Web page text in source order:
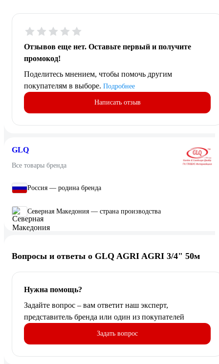
Отзывов еще нет. Оставьте первый и получите
промокод!
Поделитесь мнением, чтобы помочь другим
покупателям в выборе. Подробнее
Написать отзыв
GLQ
Все товары бренда
Россия — родина бренда
Северная Македония — страна производства
Вопросы и ответы о GLQ AGRI AGRI 3/4" 50м
Нужна помощь?
Задайте вопрос – вам ответит наш эксперт,
представитель бренда или один из покупателей
Задать вопрос